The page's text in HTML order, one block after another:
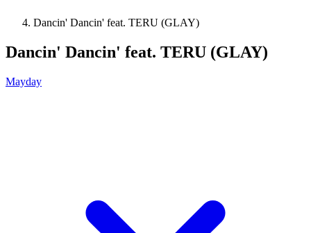
Dancin' Dancin' feat. TERU (GLAY)
Dancin' Dancin' feat. TERU (GLAY)
Mayday